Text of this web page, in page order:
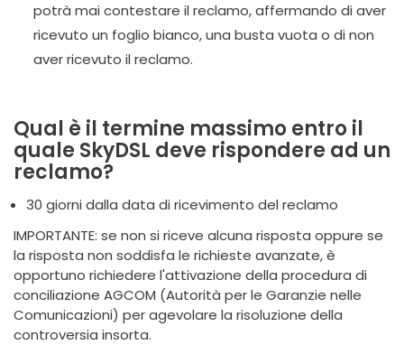
potrà mai contestare il reclamo, affermando di aver
ricevuto un foglio bianco, una busta vuota o di non
aver ricevuto il reclamo.
Qual è il termine massimo entro il
quale SkyDSL deve rispondere ad un
reclamo?
30 giorni dalla data di ricevimento del reclamo
IMPORTANTE: se non si riceve alcuna risposta oppure se
la risposta non soddisfa le richieste avanzate, è
opportuno richiedere l'attivazione della procedura di
conciliazione AGCOM (Autorità per le Garanzie nelle
Comunicazioni) per agevolare la risoluzione della
controversia insorta.